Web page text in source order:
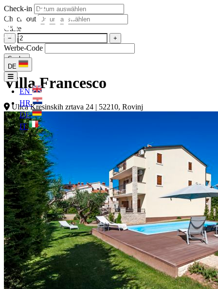
DE
EN
HR
DE
IT
Check-in
Check-out
Gäste
− +
Werbe-Code
Suche
Villa Francesco
Ulica Kresinskih zrtava 24 | 52210, Rovinj